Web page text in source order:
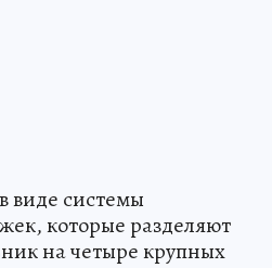
виде системы
которые разделяют
на четыре крупных